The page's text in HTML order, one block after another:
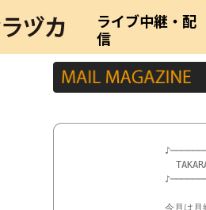
ライブ中継・配
信
今月は月